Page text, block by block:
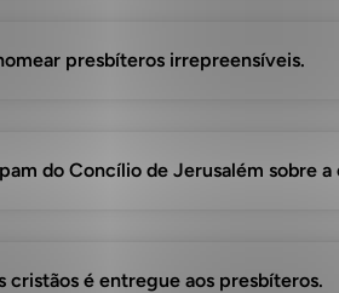
presbíteros irrepreensíveis.
do Concílio de Jerusalém sobre a
cristãos é entregue aos presbíteros.